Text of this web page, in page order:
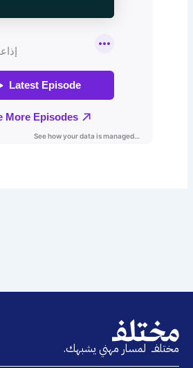
مختلفــ لمسار مهني يشبهك.